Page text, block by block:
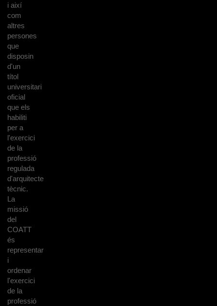
i així
com
altres
persones
que
disposin
d'un
títol
universitari
oficial
que els
habiliti
per a
l'exercici
de la
professió
regulada
d'arquitecte
tècnic.
La
missió
del
COATT
és
representar
i
ordenar
l'exercici
de la
professió